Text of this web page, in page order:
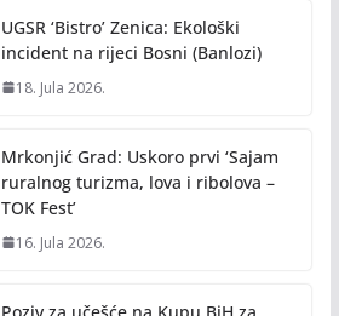
UGSR ‘Bistro’ Zenica: Ekološki
incident na rijeci Bosni (Banlozi)
18. Jula 2026.
Mrkonjić Grad: Uskoro prvi ‘Sajam
ruralnog turizma, lova i ribolova –
TOK Fest’
16. Jula 2026.